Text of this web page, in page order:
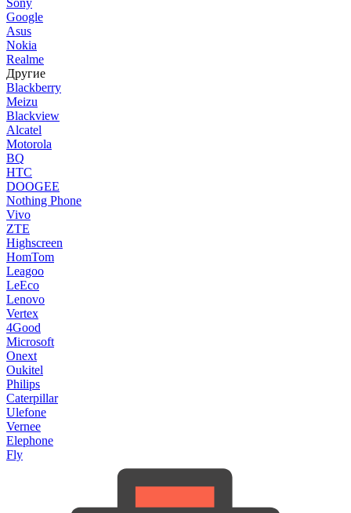
Google
Asus
Nokia
Realme
Другие
Blackberry
Meizu
Blackview
Alcatel
Motorola
BQ
HTC
DOOGEE
Nothing Phone
Vivo
ZTE
Highscreen
HomTom
Leagoo
LeEco
Lenovo
Vertex
4Good
Microsoft
Onext
Oukitel
Philips
Caterpillar
Ulefone
Vernee
Elephone
Fly